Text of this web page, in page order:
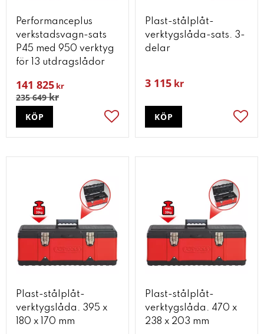
Performanceplus
verkstadsvagn-sats
P45 med 950 verktyg
för 13 utdragslådor
141 825 kr
235 649kr
Lägg till i favoriter
KÖP
Plast-stålplåt-
verktygslåda-sats. 3-
delar
3 115 kr
KÖP
Plast-stålplåt-
verktygslåda. 395 x
180 x 170 mm
Plast-stålplåt-
verktygslåda. 470 x
238 x 203 mm